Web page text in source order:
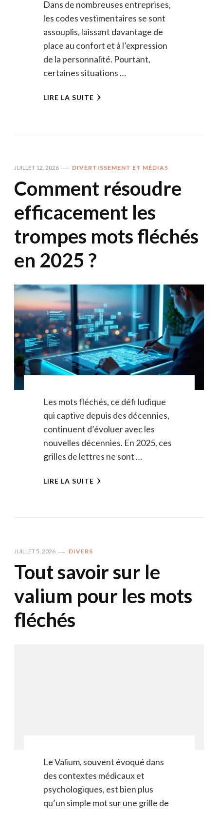
Dans de nombreuses entreprises,
les codes vestimentaires se sont
assouplis, laissant davantage de
place au confort et à l’expression
de la personnalité. Pourtant,
certaines situations …
LIRE LA SUITE
JUILLET 12, 2026 DIVERTISSEMENT ET MÉDIAS
Comment résoudre
efficacement les
trompes mots fléchés
en 2025 ?
Les mots fléchés, ce défi ludique
qui captive depuis des décennies,
continuent d’évoluer avec les
nouvelles décennies. En 2025, ces
grilles de lettres ne sont …
LIRE LA SUITE
JUILLET 5, 2026 DIVERS
Tout savoir sur le
valium pour les mots
fléchés
Le Valium, souvent évoqué dans
des contextes médicaux et
psychologiques, est bien plus
qu’un simple mot sur une grille de